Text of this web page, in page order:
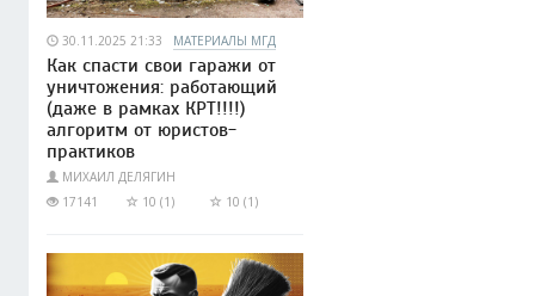
30.11.2025 21:33 МАТЕРИАЛЫ МГД
Как спасти свои гаражи от
уничтожения: работающий
(даже в рамках КРТ!!!!)
алгоритм от юристов-
практиков
МИХАИЛ ДЕЛЯГИН
17141
10 (1) 10 (1)